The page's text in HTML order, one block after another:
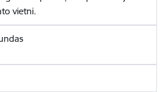
vietni.